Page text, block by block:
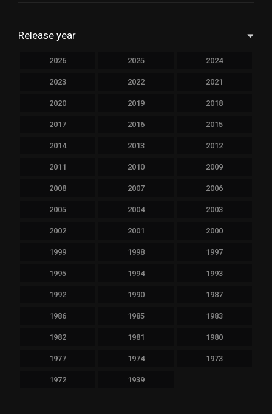
Release year
2026 2025 2024
2023 2022 2021
2020 2019 2018
2017 2016 2015
2014 2013 2012
2011 2010 2009
2008 2007 2006
2005 2004 2003
2002 2001 2000
1999 1998 1997
1995 1994 1993
1992 1990 1987
1986 1985 1983
1982 1981 1980
1977 1974 1973
1972 1939